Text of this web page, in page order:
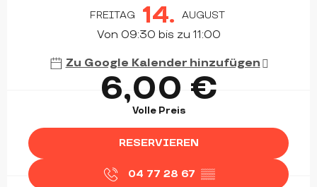
FREITAG 14. AUGUST
Von 09:30 bis zu 11:00
Zu Google Kalender hinzufügen
6,00 €
Volle Preis
RESERVIEREN
04 77 28 67 ▒▒